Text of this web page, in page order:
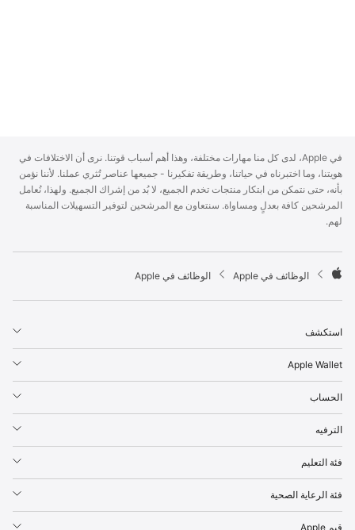
p
p
l
e
F
o
t
r
في Apple، لدى كل منا مهارات مختلفة، وهذا أهم أسباب قوتنا. نرى أن الاختلافات في
هويتنا، وما اختبرناه في حياتنا، وطريقة تفكيرنا - جميعها عناصر تُثري عملنا. لأننا نؤمن
بأنه، حتى نتمكن من ابتكار منتجات تخدم الجميع، لا بُد من إشراك الجميع. ولهذا، نُعامل
المرشحين كافة بعدلٍ ومساواة. سنتعاون مع المرشحين لتوفير التسهيلات المناسبة
لهم.

p
l
e
الوظائف في Apple الوظائف في Apple
استكشف
Apple Wallet
الحساب
الترفيه
فئة التعليم
فئة الرعاية الصحية
قيم Apple